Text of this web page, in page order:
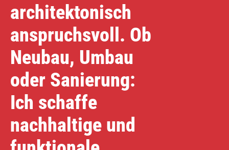
architektonisch
anspruchsvoll. Ob
Neubau, Umbau
oder Sanierung:
Ich schaffe
nachhaltige und